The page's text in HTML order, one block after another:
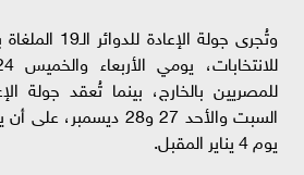
وتُجرى جولة
للمصريين بالخارج، بينما تُعقد جولة
السبت والأحد 27 و28
يوم 4 يناير المقبل.